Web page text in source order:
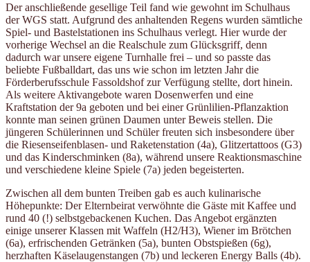
Der anschließende gesellige Teil fand wie gewohnt im Schulhaus
der WGS statt. Aufgrund des anhaltenden Regens wurden sämtliche
Spiel- und Bastelstationen ins Schulhaus verlegt. Hier wurde der
vorherige Wechsel an die Realschule zum Glücksgriff, denn
dadurch war unsere eigene Turnhalle frei – und so passte das
beliebte Fußballdart, das uns wie schon im letzten Jahr die
Förderberufsschule Fassoldshof zur Verfügung stellte, dort hinein.
Als weitere Aktivangebote waren Dosen­werfen und eine
Kraftstation der 9a geboten und bei einer Grünlilien-Pflanzaktion
konnte man seinen grünen Daumen unter Beweis stellen. Die
jüngeren Schülerinnen und Schüler freuten sich insbesondere über
die Riesenseifenblasen- und Raketenstation (4a), Glitzertattoos (G3)
und das Kinderschminken (8a), während unsere Reaktionsmaschine
und verschiedene kleine Spiele (7a) jeden begeisterten.
Zwischen all dem bunten Treiben gab es auch kulinarische
Höhepunkte: Der Elternbeirat verwöhnte die Gäste mit Kaffee und
rund 40 (!) selbstgebackenen Kuchen. Das Angebot ergänzten
einige unserer Klassen mit Waffeln (H2/H3), Wiener im Brötchen
(6a), erfrischenden Getränken (5a), bunten Obstspießen (6g),
herzhaften Käselaugenstangen (7b) und leckeren Energy Balls (4b).